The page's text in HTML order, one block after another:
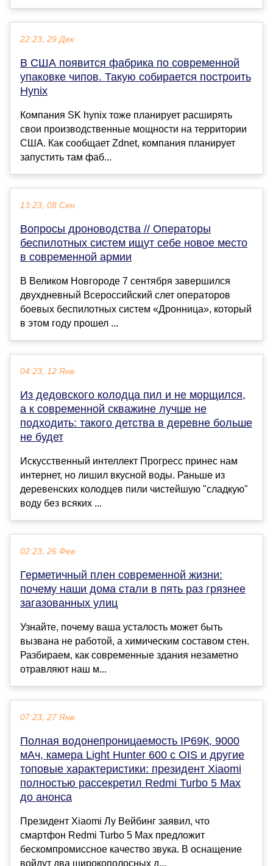
22:23, 29 Дек
В США появится фабрика по современной
упаковке чипов. Такую собирается построить
Hynix
Компания SK hynix тоже планирует расширять
свои производственные мощности на территории
США. Как сообщает Zdnet, компания планирует
запустить там фаб...
13:23, 08 Сен
Вопросы дроноводства // Операторы
беспилотных систем ищут себе новое место
в современной армии
В Великом Новгороде 7 сентября завершился
двухдневный Всероссийский слет операторов
боевых беспилотных систем «Дронница», который
в этом году прошел ...
04:23, 12 Янв
Из дедовского колодца пил и не морщился,
а к современной скважине лучше не
подходить: такого детства в деревне больше
не будет
Искусственный интеллект Прогресс принес нам
интернет, но лишил вкусной воды. Раньше из
деревенских колодцев пили чистейшую "сладкую"
воду без всяких ...
02:23, 26 Фев
Герметичный плен современной жизни:
почему наши дома стали в пять раз грязнее
загазованных улиц
Узнайте, почему ваша усталость может быть
вызвана не работой, а химическим составом стен.
Разбираем, как современные здания незаметно
отравляют наш м...
07:23, 27 Янв
Полная водонепроницаемость IP69К, 9000
мАч, камера Light Hunter 600 с OIS и другие
топовые характеристики: президент Xiaomi
полностью рассекретил Redmi Turbo 5 Max
до анонса
Президент Xiaomi Лу Вейбинг заявил, что
смартфон Redmi Turbo 5 Max предложит
бескомпромиссное качество звука. В оснащение
войдут два широкополосных д...